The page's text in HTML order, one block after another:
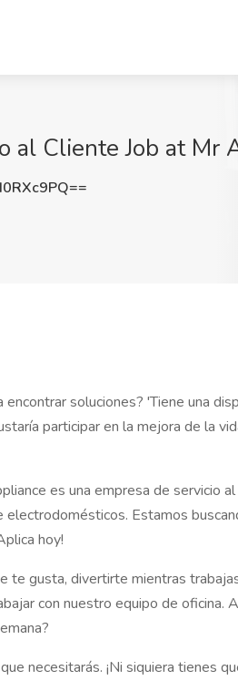
al Cliente Job at Mr
soluciones? 'Tiene una
participar en la mejora de la
es una empresa de servicio
electrodomésticos. Estamos
hoy!
te gusta, divertirte mientras
con nuestro equipo de oficina.
necesitarás. ¡Ni siquiera tienes